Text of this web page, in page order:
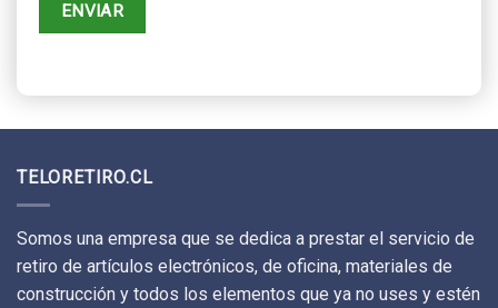
TELORETIRO.CL
Somos una empresa que se dedica a prestar el servicio de
retiro de artículos electrónicos, de oficina, materiales de
construcción y todos los elementos que ya no uses y estén